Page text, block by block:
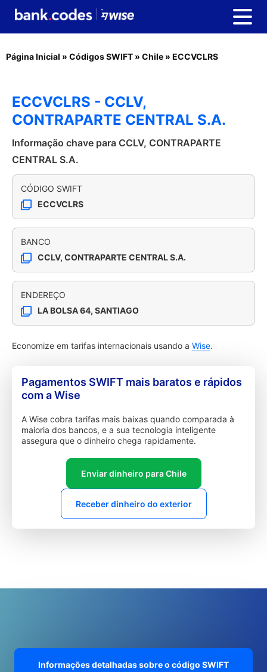
Página Inicial » Códigos SWIFT » Chile » ECCVCLRS
ECCVCLRS - CCLV,
CONTRAPARTE CENTRAL S.A.
Informação chave para CCLV, CONTRAPARTE
CENTRAL S.A.
CÓDIGO SWIFT
ECCVCLRS
BANCO
CCLV, CONTRAPARTE CENTRAL S.A.
ENDEREÇO
LA BOLSA 64, SANTIAGO
Economize em tarifas internacionais usando a Wise.
Pagamentos SWIFT mais baratos e rápidos
com a Wise
A Wise cobra tarifas mais baixas quando comparada à
maioria dos bancos, e a sua tecnologia inteligente
assegura que o dinheiro chega rapidamente.
Enviar dinheiro para Chile
Receber dinheiro do exterior
Informações detalhadas sobre o código SWIFT